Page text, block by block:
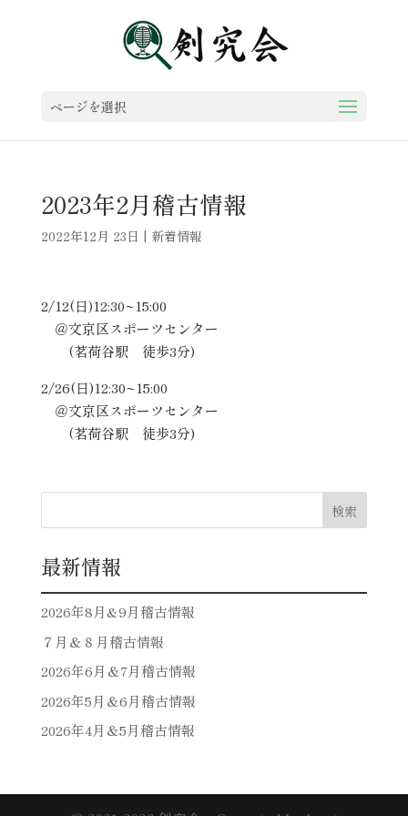
ページを選択
2023年2月稽古情報
2022年12月 23日 | 新着情報
2/12(日)12:30~15:00
＠文京区スポーツセンター
(茗荷谷駅 徒歩3分)
2/26(日)12:30~15:00
＠文京区スポーツセンター
(茗荷谷駅 徒歩3分)
検索
最新情報
2026年8月&9月稽古情報
７月＆８月稽古情報
2026年6月＆7月稽古情報
2026年5月＆6月稽古情報
2026年4月＆5月稽古情報